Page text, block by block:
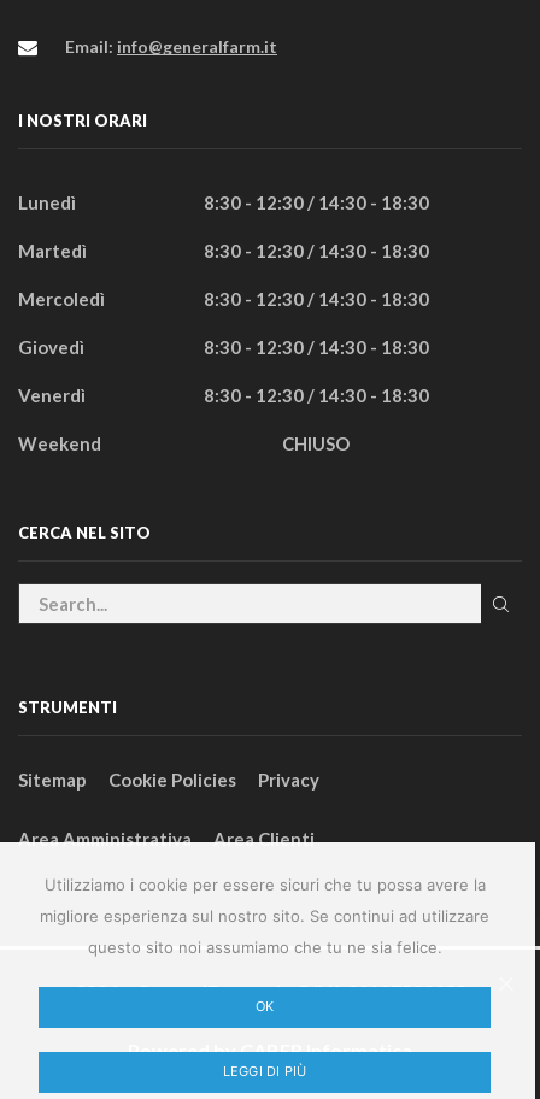
Utilizziamo i cookie per essere sicuri che tu possa avere la
migliore esperienza sul nostro sito. Se continui ad utilizzare
questo sito noi assumiamo che tu ne sia felice.
OK
LEGGI DI PIÙ
Email: info@generalfarm.it
I NOSTRI ORARI
Lunedì 8:30 - 12:30 / 14:30 - 18:30
Martedì 8:30 - 12:30 / 14:30 - 18:30
Mercoledì 8:30 - 12:30 / 14:30 - 18:30
Giovedì 8:30 - 12:30 / 14:30 - 18:30
Venerdì 8:30 - 12:30 / 14:30 - 18:30
Weekend CHIUSO
CERCA NEL SITO
STRUMENTI
Sitemap Cookie Policies Privacy
Area Amministrativa Area Clienti
2024 – GeneralFarm srl – P.IVA 00127580355
Powered byCABER Informatica